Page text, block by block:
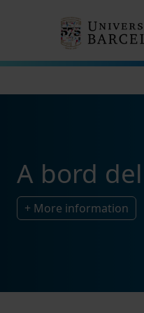
A bord
+ More information